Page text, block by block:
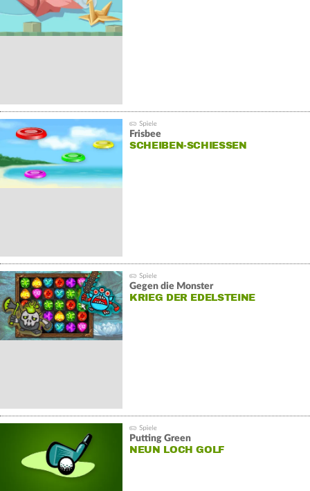
Frisbee
SCHEIBEN-SCHIESSEN
Gegen die Monster
KRIEG DER EDELSTEINE
Putting Green
NEUN LOCH GOLF